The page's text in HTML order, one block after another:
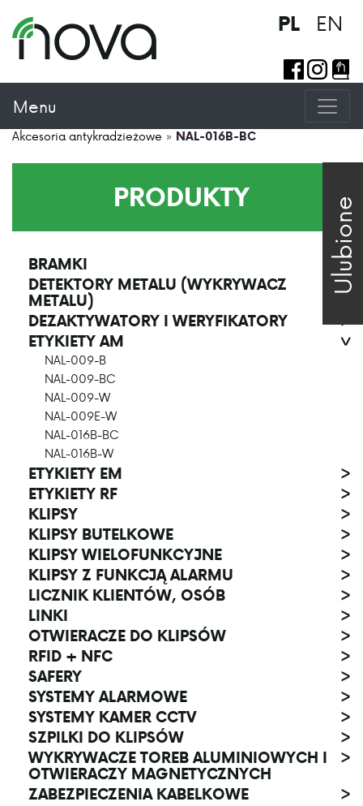
Ulubione
PL EN
Menu
Akcesoria antykradzieżowe » NAL-016B-BC
PRODUKTY
BRAMKI
>
DETEKTORY METALU (WYKRYWACZ
METALU)
>
DEZAKTYWATORY I WERYFIKATORY
>
ETYKIETY AM
>
NAL-009-B
NAL-009-BC
NAL-009-W
NAL-009E-W
NAL-016B-BC
NAL-016B-W
ETYKIETY EM
>
ETYKIETY RF
>
KLIPSY
>
KLIPSY BUTELKOWE
>
KLIPSY WIELOFUNKCYJNE
>
KLIPSY Z FUNKCJĄ ALARMU
>
LICZNIK KLIENTÓW, OSÓB
>
LINKI
>
OTWIERACZE DO KLIPSÓW
>
RFID + NFC
>
SAFERY
>
SYSTEMY ALARMOWE
>
SYSTEMY KAMER CCTV
>
SZPILKI DO KLIPSÓW
>
WYKRYWACZE TOREB ALUMINIOWYCH I
OTWIERACZY MAGNETYCZNYCH
>
ZABEZPIECZENIA KABELKOWE
>